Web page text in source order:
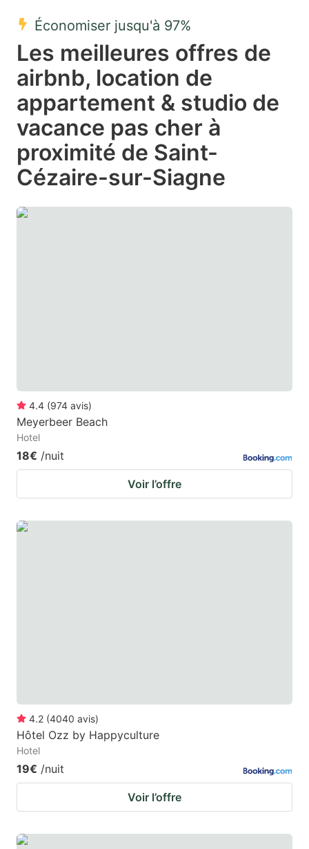
select
date.
Press
question
mark
key
select
a
date.
Press
question
mark
key
Économiser jusqu'à 97%
Les meilleures offres de
airbnb, location de
appartement & studio de
vacance pas cher à
proximité de Saint-
Cézaire-sur-Siagne
4.4 (974 avis)
Meyerbeer Beach
Hotel
18€ /nuit
Voir l’offre
4.2 (4040 avis)
Hôtel Ozz by Happyculture
Hotel
19€ /nuit
Voir l’offre